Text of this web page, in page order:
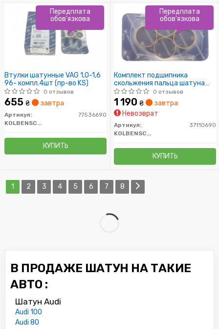
Втулки шатунные VAG 1,0-1,6
96- компл.4шт (пр-во KS)
0 отзывов
655 ₴ завтра
Артикул:
77536690
KOLBENSCHMIDT
КУПИТЬ
Передплата
обов'язкова
Комплект подшипника
скольжения пальца шатуна
двигателя
0 отзывов
1 190 ₴
завтра
Невозврат
Артикул:
37110690
KOLBENSCHMIDT
КУПИТЬ
Передплата
обов'язкова
1 2 3 4 5 6 7 8
В ПРОДАЖЕ ШАТУН НА ТАКИЕ
АВТО :
Шатун Audi
Audi 100
Audi 80